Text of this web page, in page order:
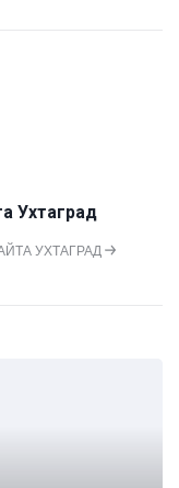
Ухтаград
УХТАГРАД